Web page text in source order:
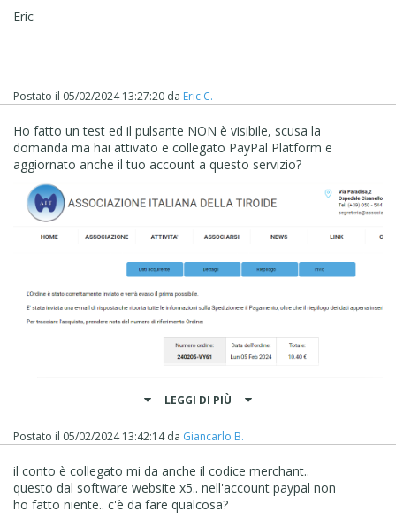
Eric
Postato il 05/02/2024 13:27:20 da Eric C.
Ho fatto un test ed il pulsante NON è visibile, scusa la
domanda ma hai attivato e collegato PayPal Platform e
aggiornato anche il tuo account a questo servizio?
LEGGI DI PIÙ
Postato il 05/02/2024 13:42:14da Giancarlo B.
il conto è collegato mi da anche il codice merchant..
questo dal software website x5.. nell'account paypal non
ho fatto niente.. c'è da fare qualcosa?